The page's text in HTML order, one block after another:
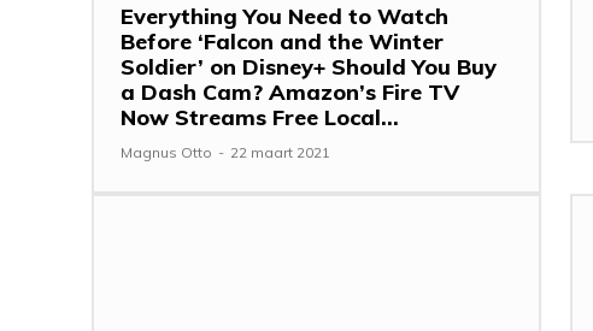
Everything You Need to Watch
Before ‘Falcon and the Winter
Soldier’ on Disney+ Should You Buy
a Dash Cam? Amazon’s Fire TV
Now Streams Free Local...
Magnus Otto - 22 maart 2021